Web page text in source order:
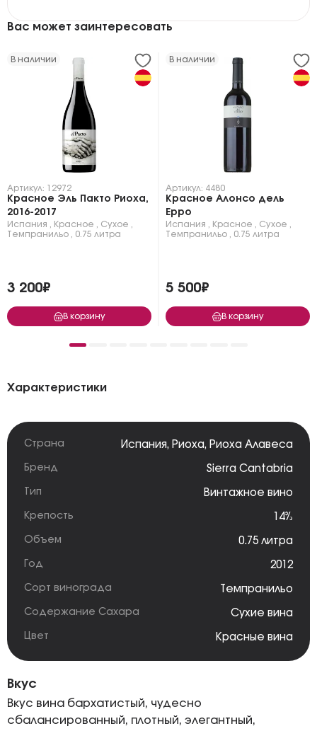
Вас может заинтересовать
В наличии
Артикул: 12972
Красное Эль Пакто Риоха,
2016-2017
Испания Красное Сухое
Темпранильо
0.75 литра
3 200₽
В корзину
В наличии
Артикул: 4480
Красное Алонсо дель
Ерро
Испания Красное Сухое
Темпранильо
0.75 литра
5 500₽
В корзину
Характеристики
Страна Испания, Риоха, Риоха Алавеса
Бренд Sierra Cantabria
Тип Винтажное вино
Крепость 14%
Объем 0.75 литра
Год 2012
Сорт винограда Темпранильо
Содержание Сахара Сухие вина
Цвет Красные вина
Вкус
Вкус вина бархатистый, чудесно
сбалансированный, плотный, элегантный,